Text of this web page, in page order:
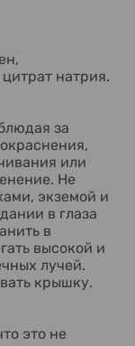
натрия.
за
или
Не
экземой и
в глаза
в
высокой и
лучей.
крышку.
это не